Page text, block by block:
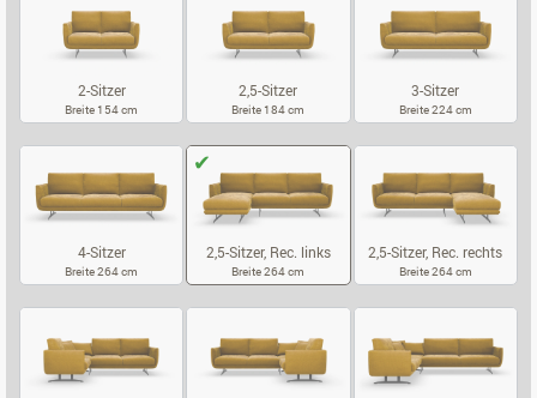
2-Sitzer
Breite 154 cm
2,5-Sitzer
Breite 184 cm
3-Sitzer
Breite 224 cm
4-Sitzer
Breite 264 cm
2,5-Sitzer, Rec. links
Breite 264 cm
2,5-Sitzer, Rec. rechts
Breite 264 cm